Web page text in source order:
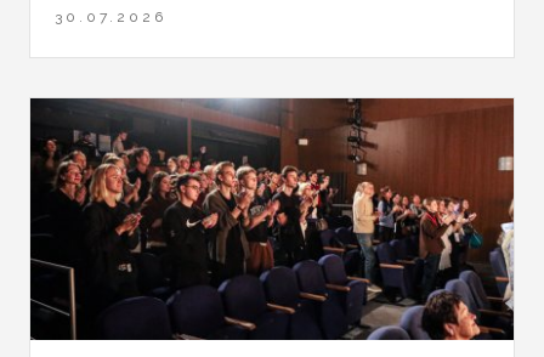
30.07.2026